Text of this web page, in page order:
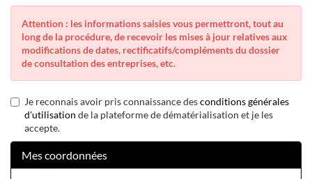
Attention : les informations saisies vous permettront, tout au
long de la procédure, de recevoir les mises à jour relatives aux
modifications de dates, rectificatifs/compléments du dossier
de consultation des entreprises, etc.
Je reconnais avoir pris connaissance desconditions générales
d'utilisation de la plateforme de dématérialisation et je les
accepte.
Mes coordonnées